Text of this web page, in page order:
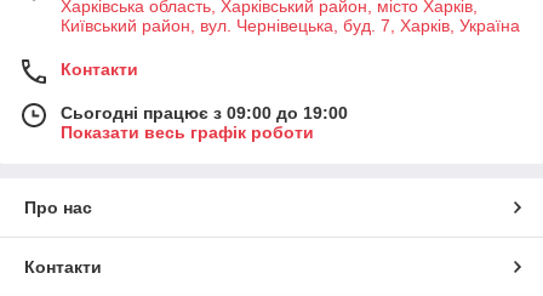
Харківська область, Харківський район, місто Харків,
Київський район, вул. Чернівецька, буд. 7, Харків, Україна
Контакти
Сьогодні працює з 09:00 до 19:00
Показати весь графік роботи
Про нас
Контакти